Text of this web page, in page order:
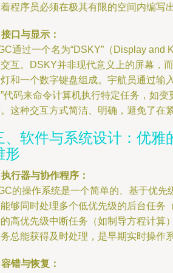
程序员必须在极其有限的空间内编写
口与显示：
通过一个名为“DSKY”（Display and
互。DSKY并非现代意义上的屏幕，
和一个数字键盘组成。宇航员通过输
代码来命令计算机执行特定任务，如
这种交互方式简洁、明确，避免了在
、软件与系统设计：优雅
形
行器与协作程序：
的操作系统是一个简单的、基于优先
够同时处理多个低优先级的后台任务
高优先级中断任务（如制导方程计算
总能获得及时处理，是早期实时操作
错与恢复：